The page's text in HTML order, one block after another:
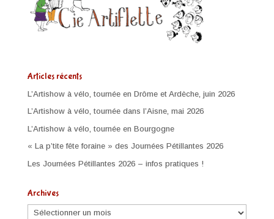
Articles récents
L’Artishow à vélo, tournée en Drôme et Ardèche, juin 2026
L’Artishow à vélo, tournée dans l’Aisne, mai 2026
L’Artishow à vélo, tournée en Bourgogne
« La p’tite fête foraine » des Journées Pétillantes 2026
Les Journées Pétillantes 2026 – infos pratiques !
Archives
Archives